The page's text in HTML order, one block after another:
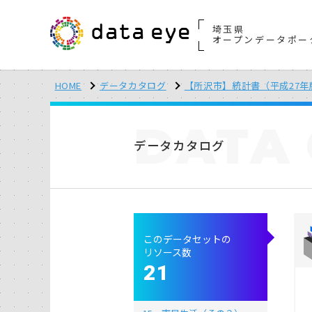
埼玉県
オープンデータポ
HOME データカタログ 【所沢市】統計書（平成27
データカタログ
DATA
このデータセットの
リソース数
21